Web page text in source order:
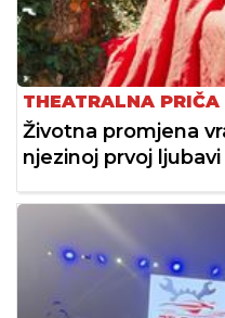
THEATRALNA PRIČA
Životna promjena
njezinoj prvoj ljubavi